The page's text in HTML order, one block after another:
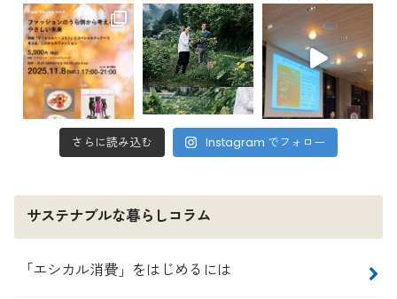
さらに読み込む Instagram でフォロー
サステナブルな暮らしコラム
「エシカル消費」をはじめるには